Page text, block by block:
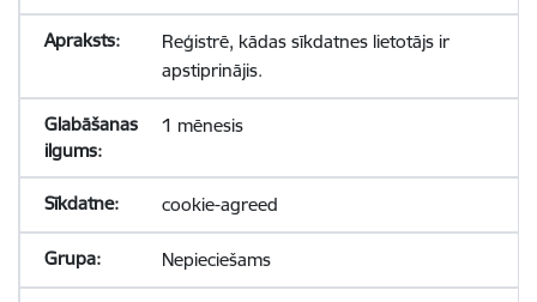
Reģistrē, kādas sīkdatnes lietotājs ir
apstiprinājis.
1 mēnesis
cookie-agreed
Nepieciešams